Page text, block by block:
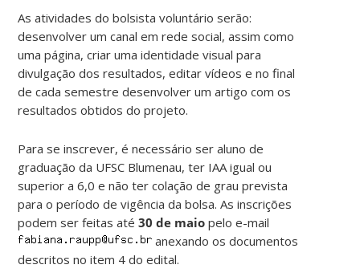
As atividades do bolsista voluntário serão:
desenvolver um canal em rede social, assim como
uma página, criar uma identidade visual para
divulgação dos resultados, editar vídeos e no final
de cada semestre desenvolver um artigo com os
resultados obtidos do projeto.
Para se inscrever, é necessário ser aluno de
graduação da UFSC Blumenau, ter IAA igual ou
superior a 6,0 e não ter colação de grau prevista
para o período de vigência da bolsa. As inscrições
podem ser feitas até30 de maio pelo e-mail
anexando os documentos
descritos no item 4 do edital.